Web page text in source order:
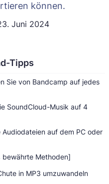
Tipps
Sie von Bandcamp auf jedes
SoundCloud-Musik auf 4
auf dem PC oder
Methoden]
in MP3 umzuwandeln
können.
Juni 2024